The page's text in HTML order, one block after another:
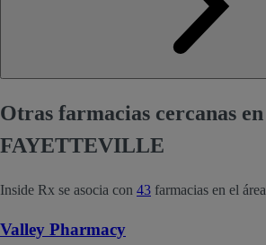
Otras farmacias cercanas en
FAYETTEVILLE
Inside Rx se asocia con 43 farmacias en el
Valley Pharmacy